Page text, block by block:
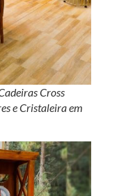
Cross
e Cristaleira em